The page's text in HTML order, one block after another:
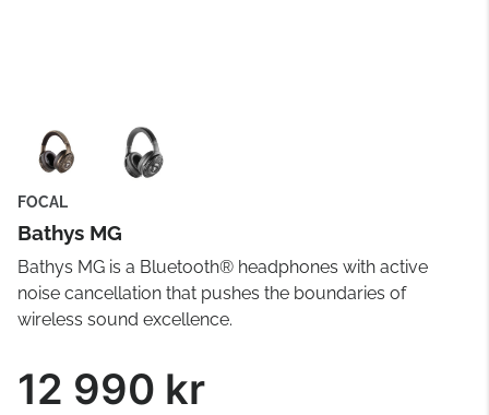
FOCAL
Bathys MG
Bathys MG is a Bluetooth® headphones with active
noise cancellation that pushes the boundaries of
wireless sound excellence.
12 990 kr